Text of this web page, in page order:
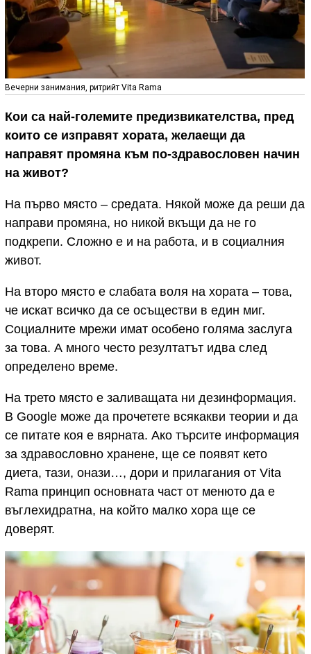
Вечерни занимания, ритрийт Vita Rama
Кои са най-големите предизвикателства, пред
които се изправят хората, желаещи да
направят промяна към по-здравословен начин
на живот?
На първо място – средата. Някой може да реши да
направи промяна, но никой вкъщи да не го
подкрепи. Сложно е и на работа, и в социалния
живот.
На второ място е слабата воля на хората – това,
че искат всичко да се осъществи в един миг.
Социалните мрежи имат особено голяма заслуга
за това. А много често резултатът идва след
определено време.
На трето място е заливащата ни дезинформация.
В Google може да прочетете всякакви теории и да
се питате коя е вярната. Ако търсите информация
за здравословно хранене, ще се появят кето
диета, тази, онази…, дори и прилагания от Vita
Rama принцип основната част от менюто да е
въглехидратна, на който малко хора ще се
доверят.